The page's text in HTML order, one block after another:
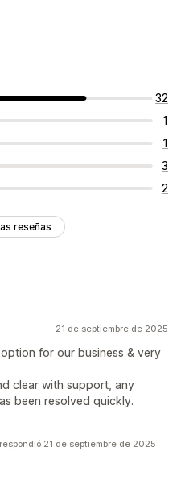
32
1
1
3
2
reseñas
21 de septiembre de 2025
for our business & very
clear with support, any
been resolved quickly.
21 de septiembre de 2025